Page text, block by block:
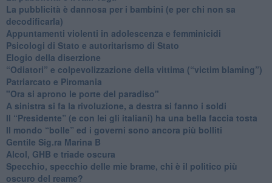
​La pubblicità è dannosa per i bambini (e per chi non sa
decodificarla)
​Appuntamenti violenti in adolescenza e femminicidi
​Psicologi di Stato e autoritarismo di Stato
Elogio della diserzione
“Odiatori” e colpevolizzazione della vittima (“victim blaming”)
​Patriarcato e Piromania
"Ora si aprono le porte del paradiso"
​A sinistra si fa la rivoluzione, a destra si fanno i soldi
​Il “Presidente” (e con lei gli italiani) ha una bella faccia tosta
​Il mondo “bolle” ed i governi sono ancora più bolliti
​Gentile Sig.ra Marina B
​Alcol, GHB e triade oscura
​Specchio, specchio delle mie brame, chi è il politico più
oscuro del reame?